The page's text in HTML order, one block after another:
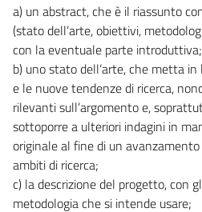
a) un abstract, che è il riassunto
(stato dell’arte, obiettivi,
con la eventuale parte introduttiva;
b) uno stato dell’arte, che metta
e le nuove tendenze di ricerca,
rilevanti sull’argomento e,
sottoporre a ulteriori indagini in
originale al fine di un
ambiti di ricerca;
c) la descrizione del progetto, con
metodologia che si intende usare;